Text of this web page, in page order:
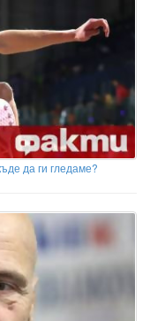
да ги гледаме?